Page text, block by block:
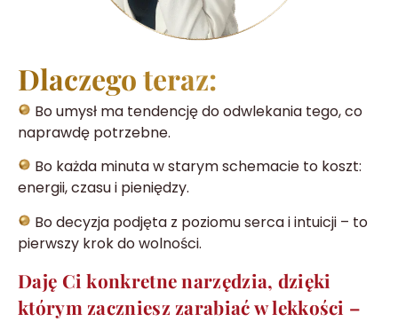
Dlaczego teraz:
Bo umysł ma tendencję do odwlekania tego, co
naprawdę potrzebne.
Bo każda minuta w starym schemacie to koszt:
energii, czasu i pieniędzy.
Bo decyzja podjęta z poziomu serca i intuicji – to
pierwszy krok do wolności.
Daję Ci konkretne narzędzia, dzięki
którym zaczniesz zarabiać w lekkości –